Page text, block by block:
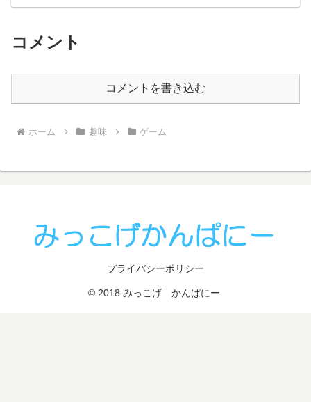
コメント
コメントを書き込む
ホーム 趣味 ゲーム
プライバシーポリシー
© 2018 みっこげ かんぱにー.